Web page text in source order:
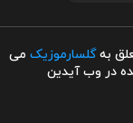
بهگلسارموزیک می
در وب آیدین